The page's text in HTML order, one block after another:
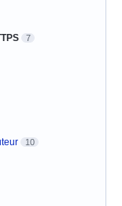
7
10